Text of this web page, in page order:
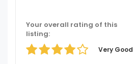
Your overall rating of this
listing:
Very Good